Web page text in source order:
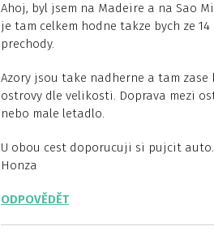
Ahoj, byl jsem na Madeire a na Sao
je tam celkem hodne takze bych ze
prechody.
Azory jsou take nadherne a tam zase
ostrovy dle velikosti. Doprava mezi
nebo male letadlo.
U obou cest doporucuji si pujcit auto.
Honza
ODPOVĚDĚT